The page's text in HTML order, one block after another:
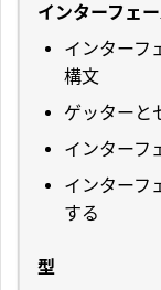
インターフェ
インターフ
構文
ゲッターと
インターフ
インターフ
する
型